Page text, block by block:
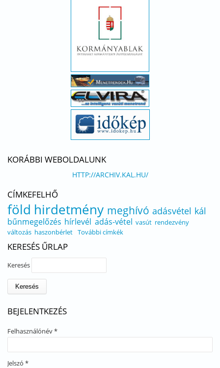
KORÁBBI WEBOLDALUNK
HTTP://ARCHIV.KAL.HU/
CÍMKEFELHŐ
föld hirdetmény meghívó adásvétel kál
bűnmegelőzés hírlevél adás-vétel vasút rendezvény
változás haszonbérlet További címkék
KERESÉS ŰRLAP
Keresés
BEJELENTKEZÉS
Felhasználónév*
Jelszó *